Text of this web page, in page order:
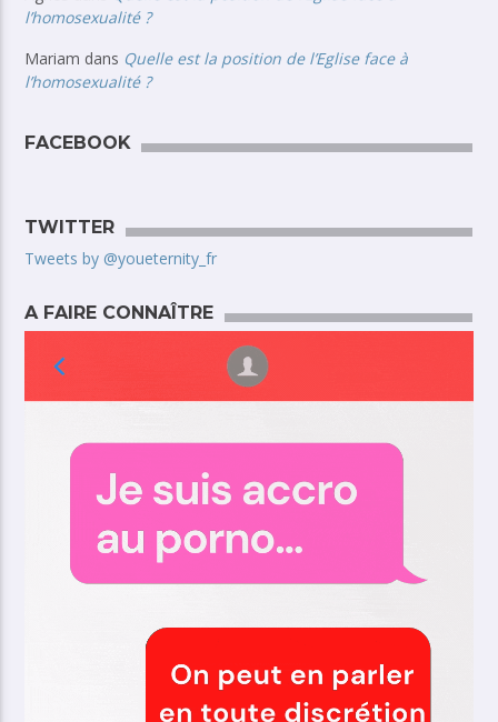
l’homosexualité ?
Mariam dans Quelle est la position de l’Eglise face à
l’homosexualité ?
FACEBOOK
TWITTER
Tweets by @youeternity_fr
A FAIRE CONNAÎTRE